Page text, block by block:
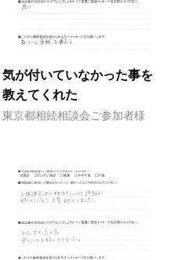
気が付いていなかった事を
教えてくれた
東京都相続相談会ご参加者様